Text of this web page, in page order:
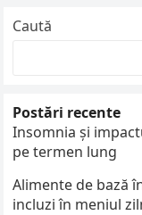
Caută
Postări recente
Insomnia și
pe termen lung
Alimente de bază
incluzi în meniul